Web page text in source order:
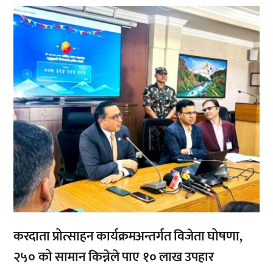
,
करदाता प्रोत्साहन कार्यक्रमअन्तर्गत विजेता घोषणा,
२५० को सामान किन्नेले पाए १० लाख उपहार